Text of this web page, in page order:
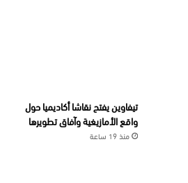
تيفاوين يفتح نقاشا أكاديميا حول
واقع الأمازيغية وآفاق تطويرها
منذ 19 ساعة